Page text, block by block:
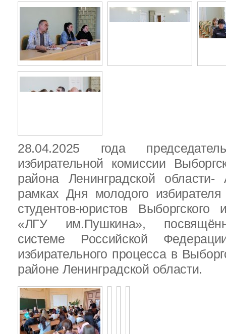
28.04.2025 года
избирательной комиссии
района Ленинградской
рамках Дня молодого
студентов-юристов Выборгского
«ЛГУ им.Пушкина»,
системе Российской
избирательного процесса в
районе Ленинградской области.